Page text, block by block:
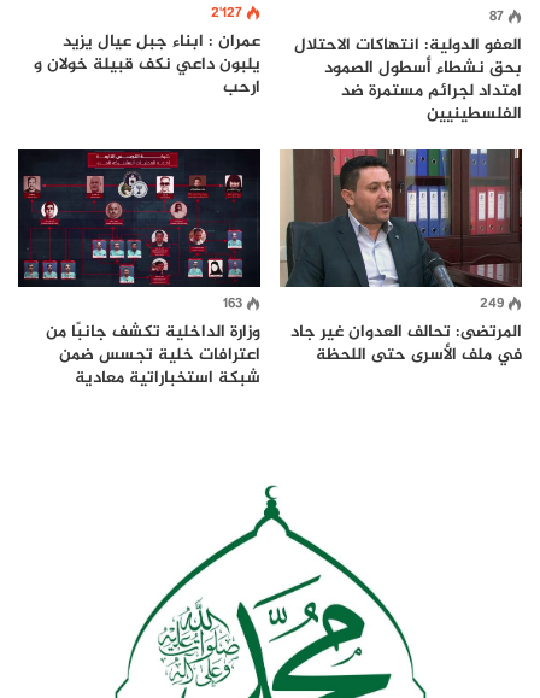
87
العفو الدولية: انتهاكات الاحتلال
بحق نشطاء أسطول الصمود
امتداد لجرائم مستمرة ضد
الفلسطينيين
2٬127
عمران : ابناء جبل عيال يزيد
يلبون داعي نكف قبيلة خولان و
ارحب
249
المرتضى: تحالف العدوان غير جاد
في ملف الأسرى حتى اللحظة
163
وزارة الداخلية تكشف جانبًا من
اعترافات خلية تجسس ضمن
شبكة استخباراتية معادية